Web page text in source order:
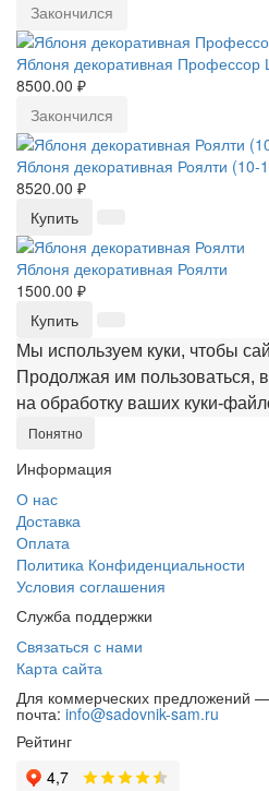
Закончился
Яблоня декоративная Профессор
8500.00 ₽
Закончился
Яблоня декоративная Роялти (10-
8520.00 ₽
Купить
Яблоня декоративная Роялти
1500.00 ₽
Купить
Мы используем куки, чтобы
Продолжая им пользоваться,
на обработку ваших
Понятно
Информация
О нас
Доставка
Оплата
Политика Конфиденциальности
Условия соглашения
Служба поддержки
Связаться с нами
Карта сайта
Для коммерческих предложений —
почта: info@sadovnik-sam.ru
Рейтинг